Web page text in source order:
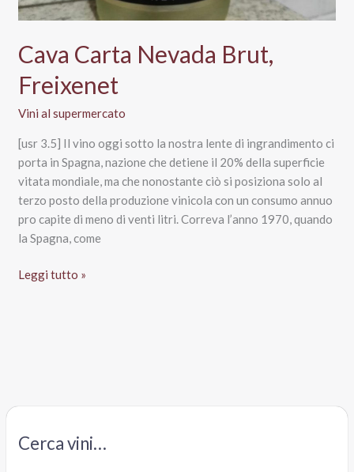
Cava Carta Nevada Brut,
Freixenet
Vini al supermercato
[usr 3.5] Il vino oggi sotto la nostra lente di ingrandimento ci
porta in Spagna, nazione che detiene il 20% della superficie
vitata mondiale, ma che nonostante ciò si posiziona solo al
terzo posto della produzione vinicola con un consumo annuo
pro capite di meno di venti litri. Correva l’anno 1970, quando
la Spagna, come
Cava
Leggi tutto »
Cerca vini…